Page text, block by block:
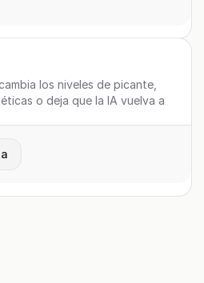
los niveles de picante,
o deja que la IA vuelva a